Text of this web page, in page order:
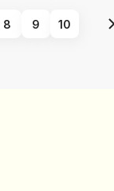
8 9 10